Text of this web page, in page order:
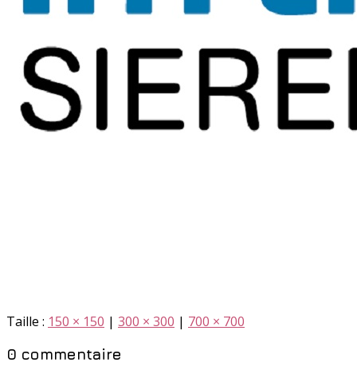
Taille : 150 × 150 | 300 × 300 | 700 × 700
0 commentaire